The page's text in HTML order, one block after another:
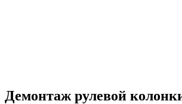
Демонтаж рулевой